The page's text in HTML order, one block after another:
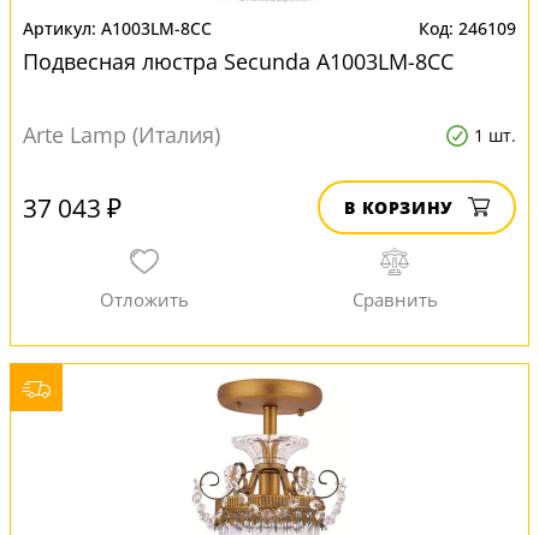
A1003LM-8CC 246109
Подвесная люстра Secunda A1003LM-8CC
Arte Lamp (Италия) 1 шт.
37 043 ₽ В КОРЗИНУ